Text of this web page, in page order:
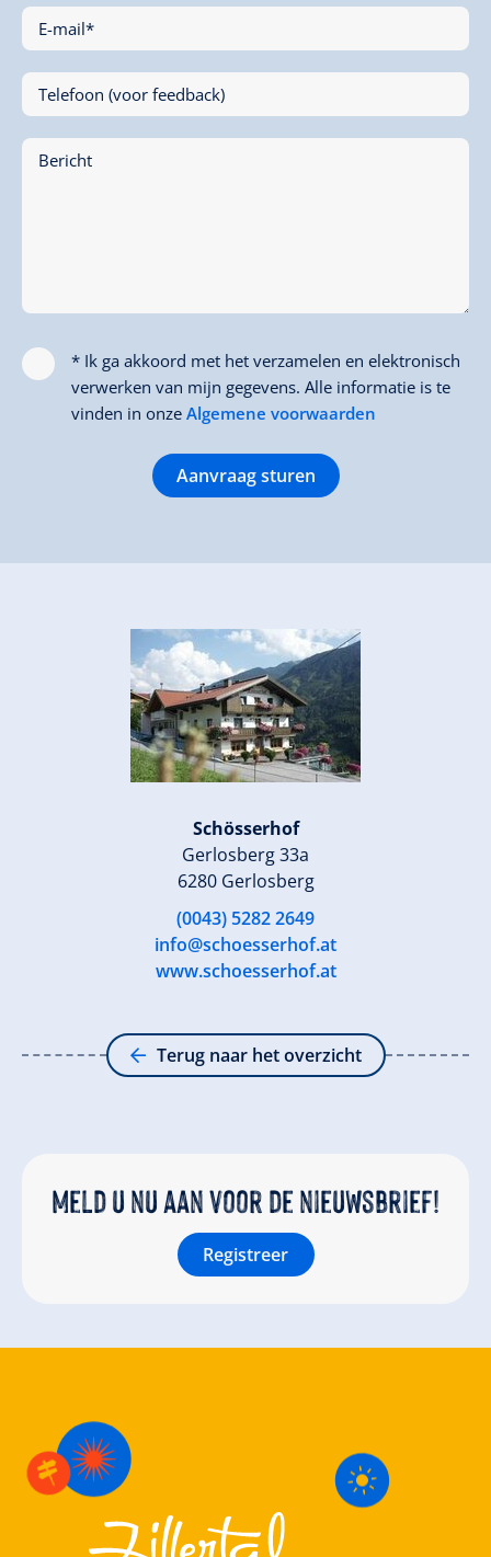
E-mail*
Telefoon (voor feedback)
Bericht
* Ik ga akkoord met het verzamelen en elektronisch
verwerken van mijn gegevens. Alle informatie is te
vinden in onze Algemene voorwaarden
Aanvraag sturen
Schösserhof
Gerlosberg 33a
6280 Gerlosberg
(0043) 5282 2649
info@schoesserhof.at
www.schoesserhof.at
Terug naar het overzicht
Meld u nu aan voor de nieuwsbrief!
Registreer